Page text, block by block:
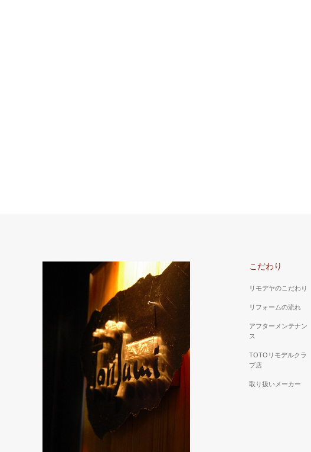
こだわり
リモデヤのこだわり
リフォームの流れ
アフターメンテナン
ス
TOTOリモデルクラ
ブ店
取り扱いメーカー